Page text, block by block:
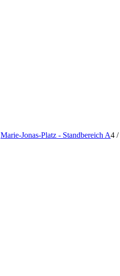
Marie-Jonas-Platz - Standbereich A4 /